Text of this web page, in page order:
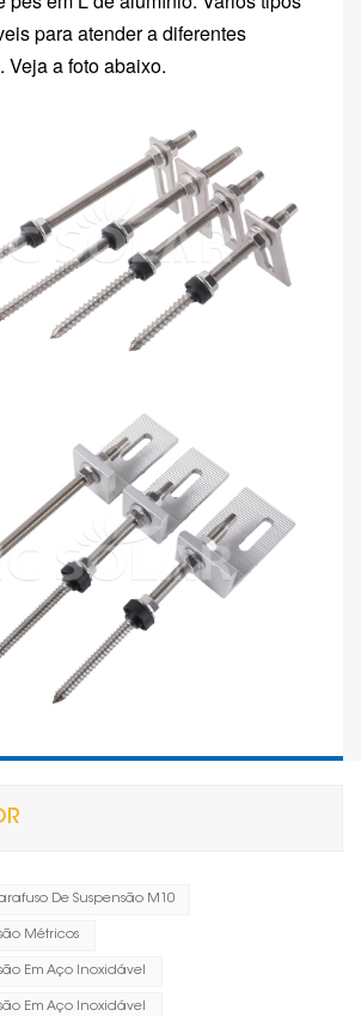
para atender a diferentes
Veja a foto abaixo.
De Suspensão M10
Métricos
Em Aço Inoxidável
Em Aço Inoxidável